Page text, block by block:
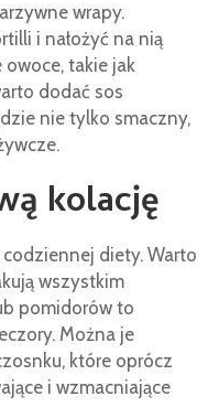
wrapy.
i nałożyć na nią
takie jak
dodać sos
nie tylko smaczny,
kolację
diety. Warto
wszystkim
pomidorów to
Można je
które oprócz
i wzmacniające